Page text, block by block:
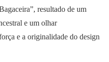
resultado de um
e um olhar
e a originalidade do design